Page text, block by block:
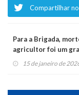
Compartilhar
Para a Brigada,
agricultor foi um
entendido
15 de janeiro de